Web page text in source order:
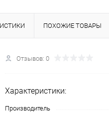
ПОХОЖИЕ ТОВАРЫ
Отзывов: 0
Характеристики:
Производитель
всех банков
без переплат